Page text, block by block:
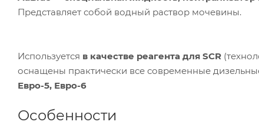
Представляет собой водный раствор мочевины.
Используется в качестве реагента для SCR
оснащены практически все современные
Евро-5, Евро-6
Особенности